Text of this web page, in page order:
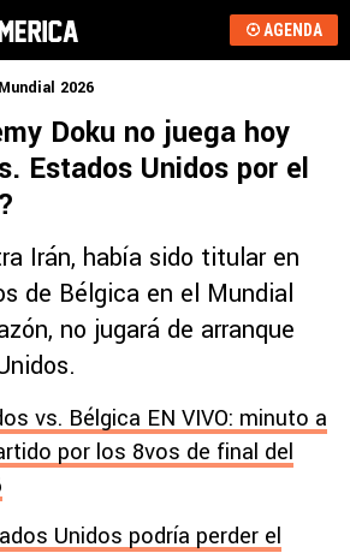
AGENDA
Mundial 2026
Doku no juega hoy
Estados Unidos por el
Irán, había sido titular en
de Bélgica en el Mundial
no jugará de arranque
vs. Bélgica EN VIVO: minuto a
por los 8vos de final del
Unidos podría perder el